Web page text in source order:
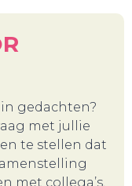
gedachten?
met jullie
te stellen dat
met collega’s,